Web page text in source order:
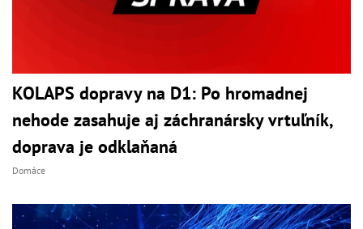
KOLAPS dopravy na D1: Po hromadnej
nehode zasahuje aj záchranársky vrtuľník,
doprava je odklaňaná
Domáce